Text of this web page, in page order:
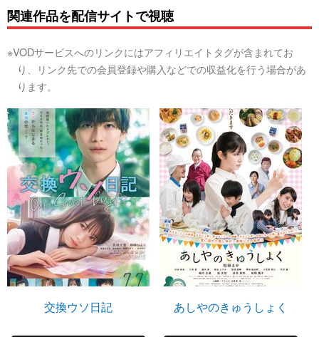
関連作品を配信サイトで視聴
※VODサービスへのリンクにはアフィリエイトタグが含まれてお
り、リンク先での会員登録や購入などでの収益化を行う場合があ
ります。
交換ウソ日記 あしやのきゅうしょく